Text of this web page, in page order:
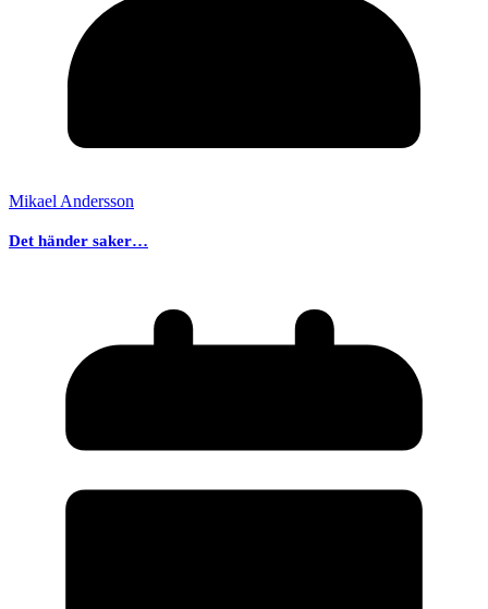
Mikael Andersson
Det händer saker…